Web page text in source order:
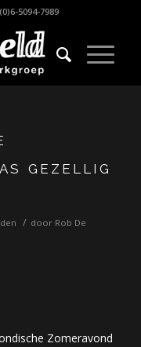
5094-7989
gezellig
/ door Rob De
Zomeravond